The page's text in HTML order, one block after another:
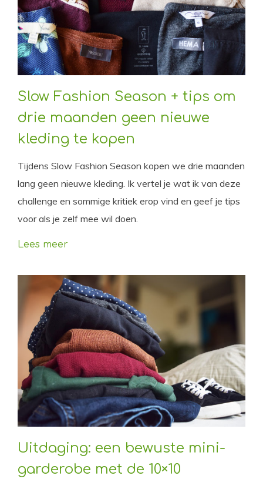
Slow Fashion Season + tips om
drie maanden geen nieuwe
kleding te kopen
Tijdens Slow Fashion Season kopen we drie maanden
lang geen nieuwe kleding. Ik vertel je wat ik van deze
challenge en sommige kritiek erop vind en geef je tips
voor als je zelf mee wil doen.
Lees meer
Uitdaging: een bewuste mini-
garderobe met de 10×10